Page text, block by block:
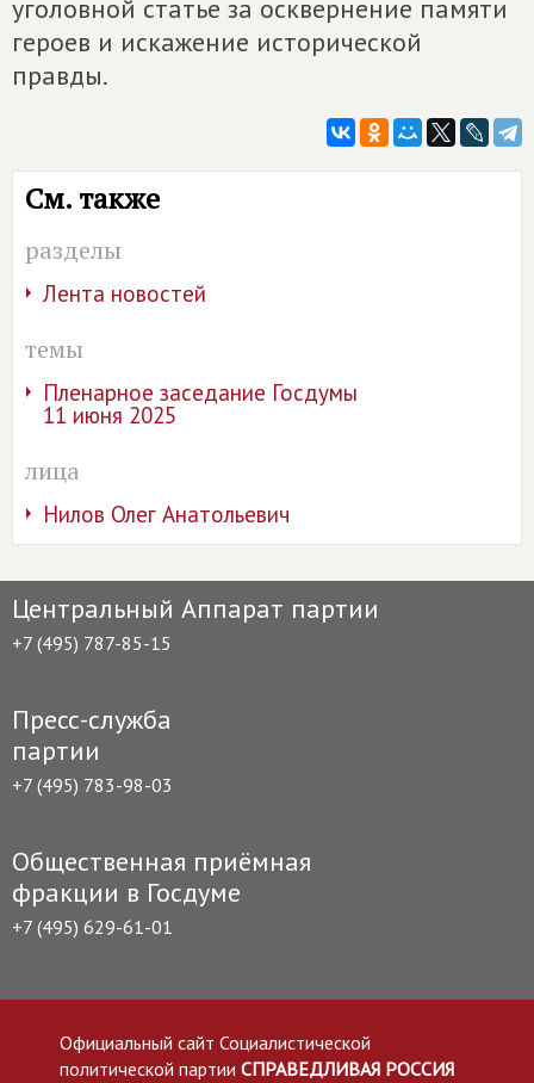
уголовной статье за осквернение памяти
героев и искажение исторической
правды.
См. также
разделы
Лента новостей
темы
Пленарное заседание Госдумы
11 июня 2025
лица
Нилов Олег Анатольевич
Центральный Аппарат партии
+7 (495) 787-85-15
Пресс-служба
партии
+7 (495) 783-98-03
Общественная приёмная
фракции в Госдуме
+7 (495) 629-61-01
Официальный сайт Социалистической
политической партии СПРАВЕДЛИВАЯ РОССИЯ